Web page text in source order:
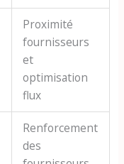
Proximité
fournisseurs
et
optimisation
flux
Renforcement
des